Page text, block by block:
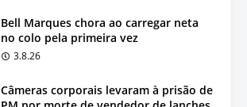
Bell Marques chora ao carregar neta
no colo pela primeira vez
3.8.26
Câmeras corporais levaram à prisão de